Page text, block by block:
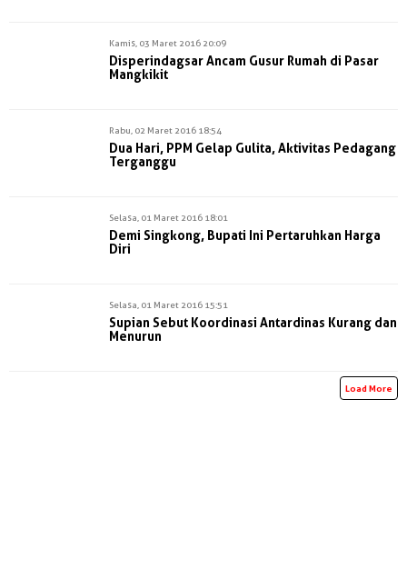
Kamis, 03 Maret 2016 20:09
Disperindagsar Ancam Gusur Rumah di Pasar
Mangkikit
Rabu, 02 Maret 2016 18:54
Dua Hari, PPM Gelap Gulita, Aktivitas Pedagang
Terganggu
Selasa, 01 Maret 2016 18:01
Demi Singkong, Bupati Ini Pertaruhkan Harga
Diri
Selasa, 01 Maret 2016 15:51
Supian Sebut Koordinasi Antardinas Kurang dan
Menurun
Load More